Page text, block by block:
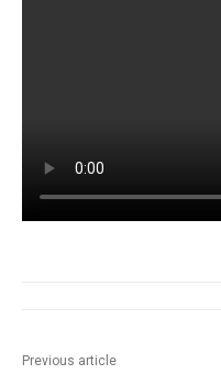
Previous article